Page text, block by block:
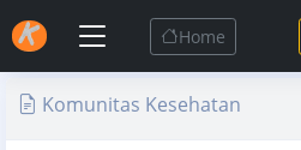
Home
Komunitas Kesehatan